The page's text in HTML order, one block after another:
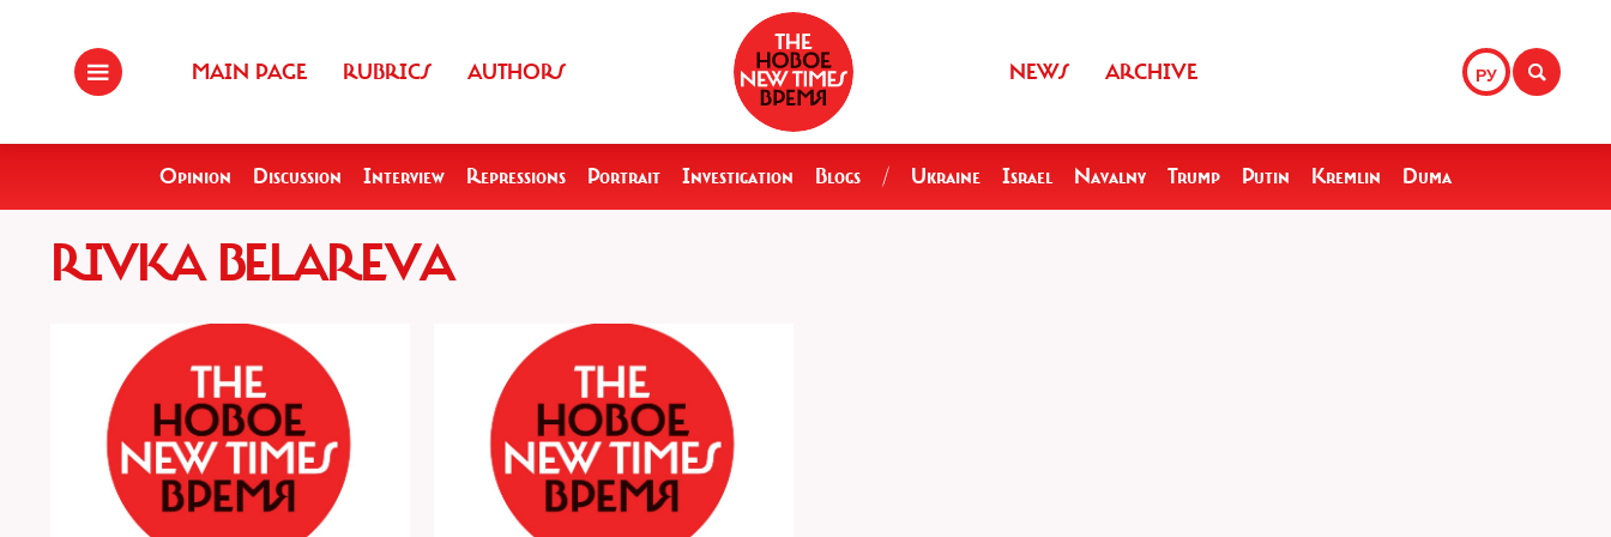
MAIN PAGE RUBRICS AUTHORS РУ
NEWS ARCHIVE
Opinion Discussion Interview Repressions Portrait Investigation Blogs / Ukraine Israel Navalny Trump Putin Kremlin Duma
RIVKA BELAREVA